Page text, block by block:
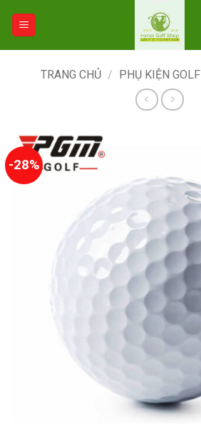
TRANG CHỦ / PHỤ KIỆN GOLF
-28%